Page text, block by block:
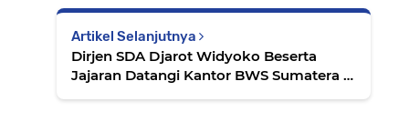
Artikel Selanjutnya
Dirjen SDA Djarot Widyoko Beserta
Jajaran Datangi Kantor BWS Sumatera V